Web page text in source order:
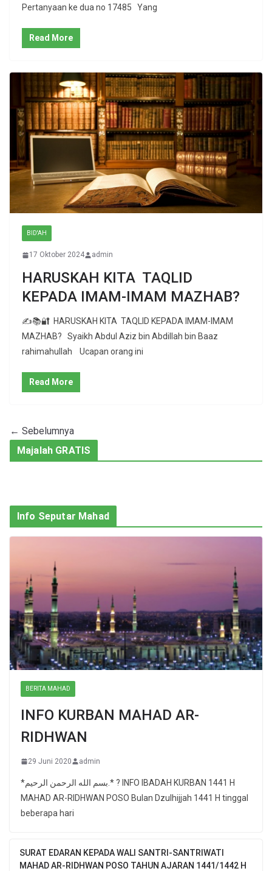
Pertanyaan ke dua no 17485 Yang
Read More
BID'AH
17 Oktober 2024 admin
HARUSKAH KITA TAQLID
KEPADA IMAM-IMAM MAZHAB?
✍📚🔐 HARUSKAH KITA TAQLID KEPADA IMAM-IMAM
MAZHAB? Syaikh Abdul Aziz bin Abdillah bin Baaz
rahimahullah Ucapan orang ini
Read More
← Sebelumnya
Majalah GRATIS
Info Seputar Mahad
BERITA MAHAD
INFO KURBAN MAHAD AR-
RIDHWAN
29 Juni 2020 admin
*بسم الله الرحمن الرحيم.* ? INFO IBADAH KURBAN 1441 H
MAHAD AR-RIDHWAN POSO Bulan Dzulhijjah 1441 H tinggal
beberapa hari
SURAT EDARAN KEPADA WALI SANTRI-SANTRIWATI
MAHAD AR-RIDHWAN POSO TAHUN AJARAN 1441/1442 H